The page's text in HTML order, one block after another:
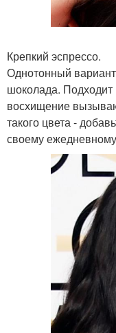
Крепкий эспрессо.
Однотонный
шоколада.
восхищение
такого цвета -
своему